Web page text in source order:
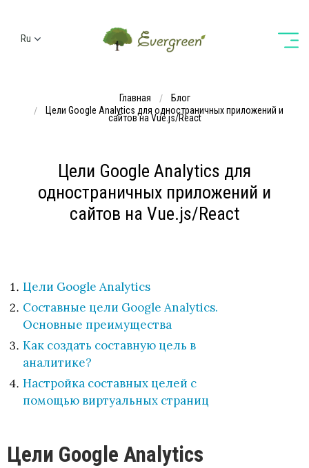
Ru
Главная
Блог
Цели Google Analytics для одностраничных приложений и
сайтов на Vue.js/React
Цели Google Analytics для
одностраничных приложений и
сайтов на Vue.js/React
Цели Google Analytics
Составные цели Google Analytics.
Основные преимущества
Как создать составную цель в
аналитике?
Настройка составных целей с
помощью виртуальных страниц
Цели Google Analytics